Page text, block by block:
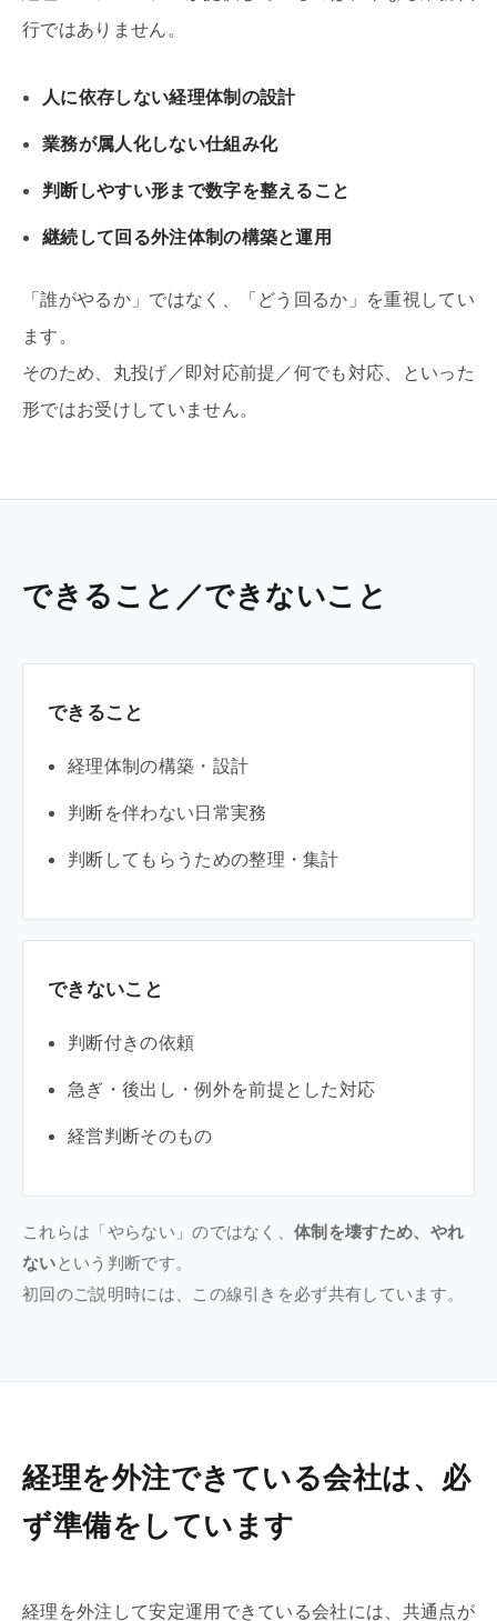
行ではありません。
人に依存しない経理体制の設計
業務が属人化しない仕組み化
判断しやすい形まで数字を整えること
継続して回る外注体制の構築と運用
「誰がやるか」ではなく、「どう回るか」を重視してい
ます。
そのため、丸投げ／即対応前提／何でも対応、といった
形ではお受けしていません。
できること／できないこと
できること
経理体制の構築・設計
判断を伴わない日常実務
判断してもらうための整理・集計
できないこと
判断付きの依頼
急ぎ・後出し・例外を前提とした対応
経営判断そのもの
これらは「やらない」のではなく、体制を壊すため、やれ
ないという判断です。
初回のご説明時には、この線引きを必ず共有しています。
経理を外注できている会社は、必
ず準備をしています
経理を外注して安定運用できている会社には、共通点が